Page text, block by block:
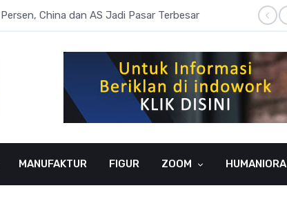
China dan AS Jadi Pasar Terbesar
MANUFAKTUR FIGUR ZOOM HUMANIORA